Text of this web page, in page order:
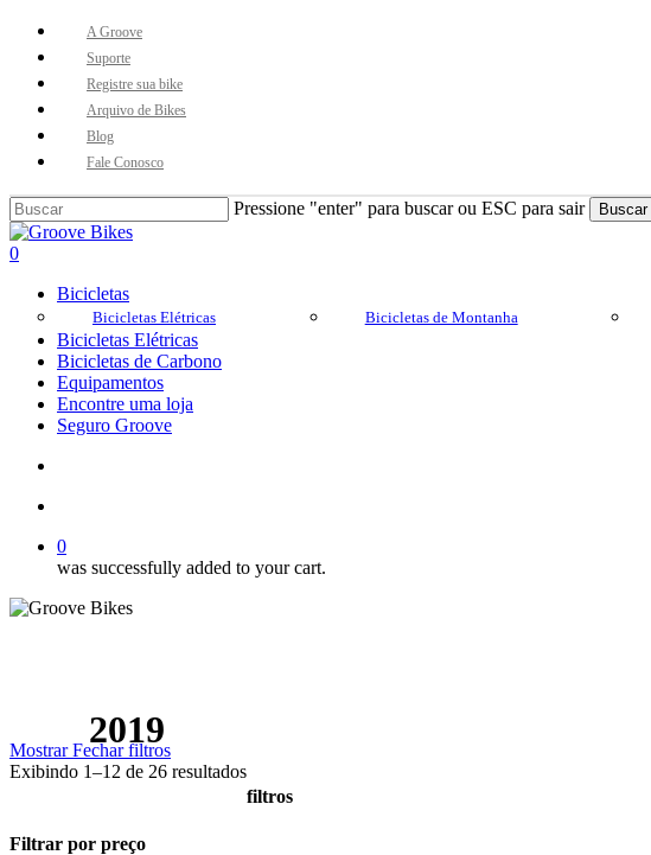
Skip
content
A Groove
Suporte
Registre sua bike
Arquivo de Bikes
Blog
Fale Conosco
Pressione "enter" para buscar ou ESC para sair Buscar
Close
Search
Buscar..
account
0
Bicicletas
Bicicletas Elétricas Bicicletas de Montanha
Bicicletas Elétricas
Bicicletas de Carbono
Equipamentos
Encontre uma loja
Seguro Groove
0
was successfully added to your cart.
2019
Mostrar Fechar filtros
Exibindo 1–12 de 26 resultados
filtros
Close
Filtrar por preço